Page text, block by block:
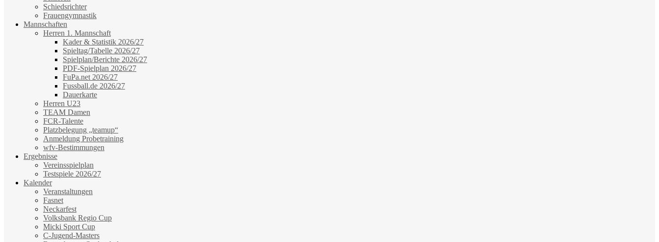
Schiedsrichter
Frauengymnastik
Mannschaften
Herren 1. Mannschaft
Kader & Statistik 2026/27
Spieltag/Tabelle 2026/27
Spielplan/Berichte 2026/27
PDF-Spielplan 2026/27
FuPa.net 2026/27
Fussball.de 2026/27
Dauerkarte
Herren U23
TEAM Damen
FCR-Talente
Platzbelegung „teamup“
Anmeldung Probetraining
wfv-Bestimmungen
Ergebnisse
Vereinsspielplan
Testspiele 2026/27
Kalender
Veranstaltungen
Fasnet
Neckarfest
Volksbank Regio Cup
Micki Sport Cup
C-Jugend-Masters